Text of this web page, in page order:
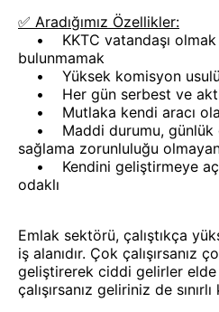
✅ Aradığımız Özellikler:
• KKTC vatandaşı olmak
bulunmamak
• Yüksek komisyon usulü
• Her gün serbest ve
• Mutlaka kendi aracı
• Maddi durumu, günlük
sağlama zorunluluğu
• Kendini geliştirmeye
odaklı
Emlak sektörü, çalıştıkça
iş alanıdır. Çok çalışırsanız
geliştirerek ciddi gelirler
çalışırsanız geliriniz de